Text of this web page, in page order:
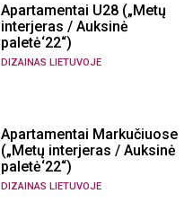
Apartamentai U28 („Metų
interjeras / Auksinė
paletė‘22“)
DIZAINAS LIETUVOJE
Apartamentai Markučiuose
(„Metų interjeras / Auksinė
paletė‘22“)
DIZAINAS LIETUVOJE